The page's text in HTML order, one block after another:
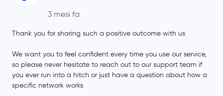
3 mesi fa
Thank you for sharing such a positive outcome with us
We want you to feel confident every time you use our service,
so please never hesitate to reach out to our support team if
you ever run into a hitch or just have a question about how a
specific network works